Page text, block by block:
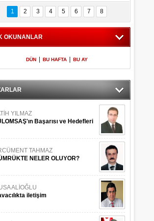
İstanbul
Adaları
600 milletvekilinin
listesi
1 2 3 4 5 6 7 8
OKUNANLAR
DÜN BU HAFTA BU AY
YILMAZ
Başarısı ve Hedefleri
TAHMAZ
NELER OLUYOR?
ALİOĞLU
iletişim